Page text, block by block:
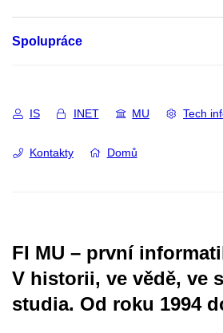
Spolupráce
IS INET MU Tech
Kontakty Domů
FI MU – první
V historii, ve vědě, ve
studia. Od roku 1994